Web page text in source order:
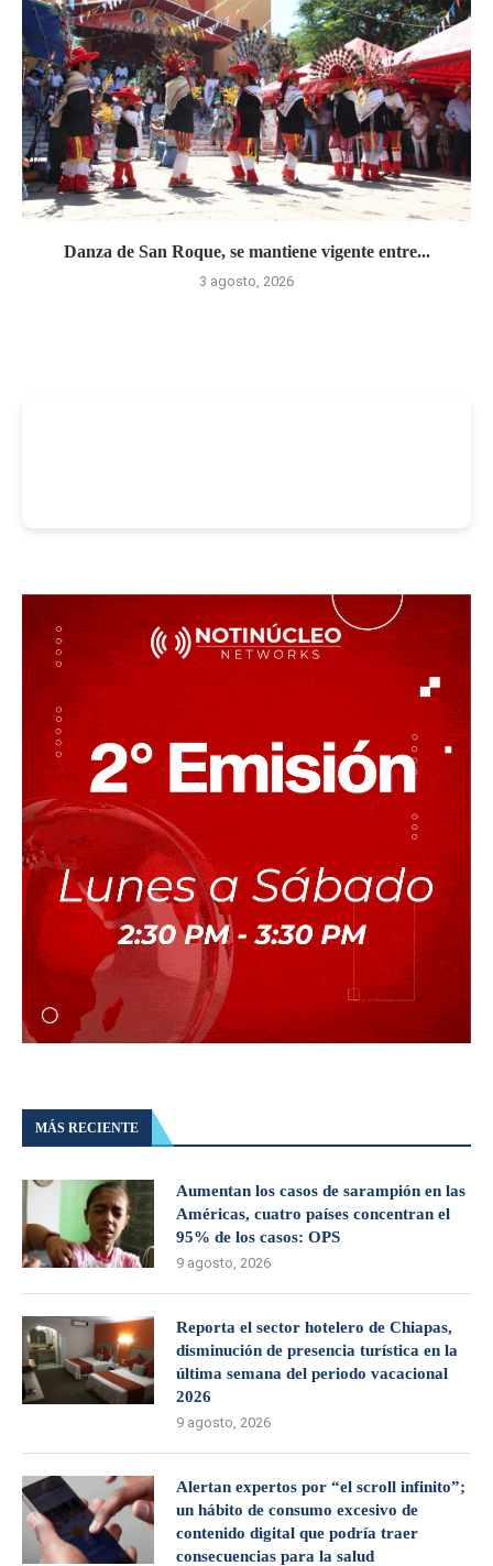
Danza de San Roque, se mantiene vigente entre...
3 agosto, 2026
MÁS RECIENTE
Aumentan los casos de sarampión en las
Américas, cuatro países concentran el
95% de los casos: OPS
9 agosto, 2026
Reporta el sector hotelero de Chiapas,
disminución de presencia turística en la
última semana del periodo vacacional
2026
9 agosto, 2026
Alertan expertos por “el scroll infinito”;
un hábito de consumo excesivo de
contenido digital que podría traer
consecuencias para la salud